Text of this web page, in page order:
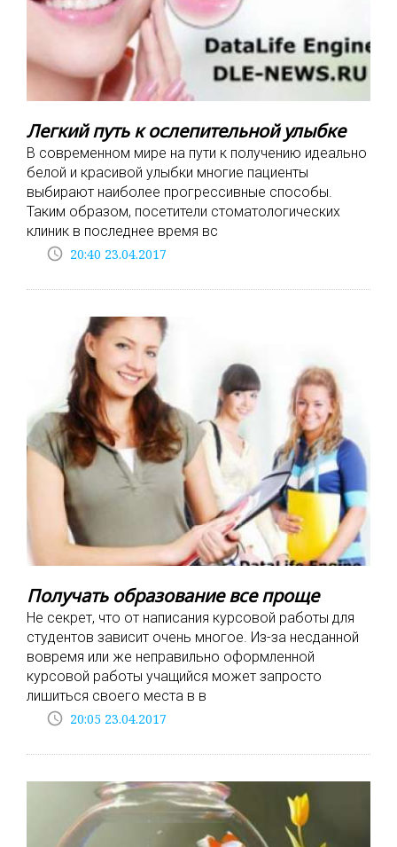
Легкий путь к ослепительной улыбке
В современном мире на пути к получению идеально
белой и красивой улыбки многие пациенты
выбирают наиболее прогрессивные способы.
Таким образом, посетители стоматологических
клиник в последнее время вс
access_time 20:40 23.04.2017
Получать образование все проще
Не секрет, что от написания курсовой работы для
студентов зависит очень многое. Из-за несданной
вовремя или же неправильно оформленной
курсовой работы учащийся может запросто
лишиться своего места в в
access_time 20:05 23.04.2017